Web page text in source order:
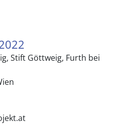
Stift Göttweig, Furth bei